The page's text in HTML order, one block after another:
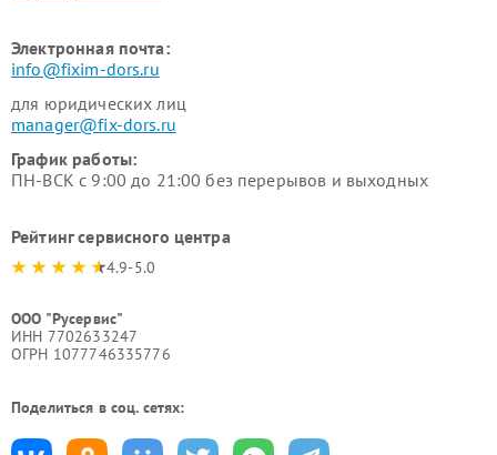
Электронная почта:
info@fixim-dors.ru
для юридических лиц
manager@fix-dors.ru
График работы:
ПН-ВСК с 9:00 до 21:00 без перерывов и выходных
Рейтинг сервисного центра
4.9-5.0
ООО "Русервис"
ИНН 7702633247
ОГРН 1077746335776
Поделиться в соц. сетях: